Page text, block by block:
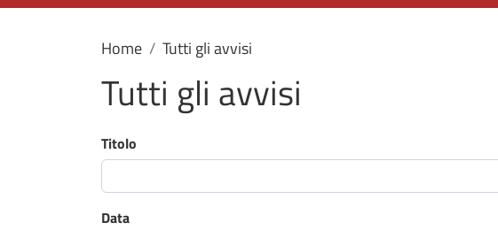
Home Tutti gli avvisi
Tutti gli avvisi
Titolo
Data